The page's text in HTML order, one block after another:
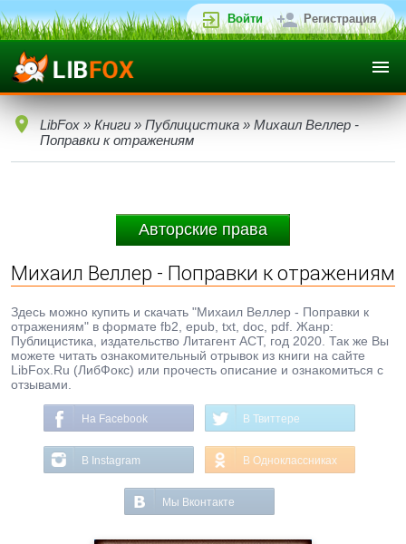
Войти Регистрация
LibFox » Книги » Публицистика » Михаил Веллер -
Поправки к отражениям
Авторские права
Михаил Веллер - Поправки к отражениям
Здесь можно купить и скачать "Михаил Веллер - Поправки к
отражениям" в формате fb2, epub, txt, doc, pdf. Жанр:
Публицистика, издательство Литагент АСТ, год 2020. Так же Вы
можете читать ознакомительный отрывок из книги на сайте
LibFox.Ru (ЛибФокс) или прочесть описание и ознакомиться с
отзывами.
На Facebook В Твиттере
В Instagram В Одноклассниках
Мы Вконтакте